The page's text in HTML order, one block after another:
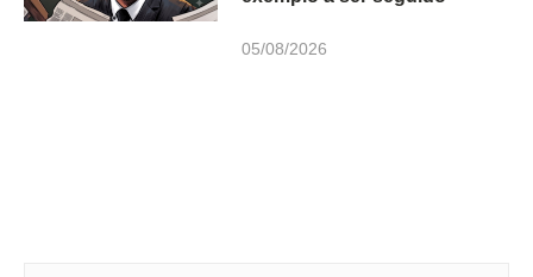
05/08/2026